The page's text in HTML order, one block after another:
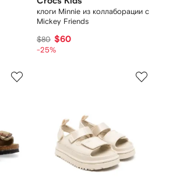
клоги Minnie из коллаборации с
Mickey Friends
$80 $60
-25%